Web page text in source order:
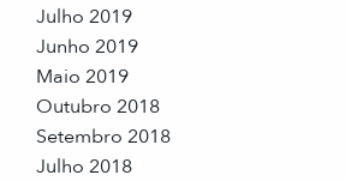
Julho 2019
Junho 2019
Maio 2019
Outubro 2018
Setembro 2018
Julho 2018